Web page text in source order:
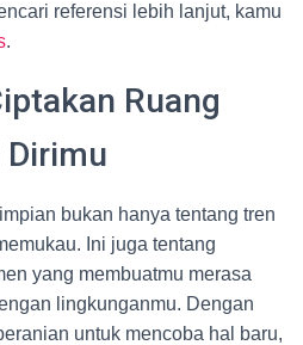
referensi lebih lanjut, kamu
.
Ruang
bukan hanya tentang tren
Ini juga tentang
yang membuatmu merasa
lingkunganmu. Dengan
untuk mencoba hal baru,